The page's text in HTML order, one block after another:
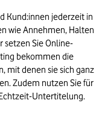
Kund:innen jederzeit in
wie Annehmen, Halten
setzen Sie Online-
bekommen die
mit denen sie sich ganz
Zudem nutzen Sie für
Untertitelung.